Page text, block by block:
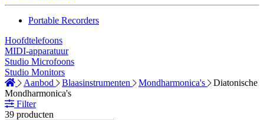
Portable Recorders
Hoofdtelefoons
MIDI-apparatuur
Studio Microfoons
Studio Monitors
Aanbod
Blaasinstrumenten Mondharmonica's
Diatonische
Mondharmonica's
Filter
39 producten